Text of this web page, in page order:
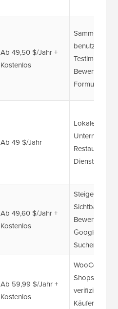
Ab 49,50 $/Jahr +
Kostenlos
Sammeln von
Testimonials
Bewertungen
Formularen
Ab 49 $/Jahr
Lokale
Restaurants
Dienstleister
Ab 49,60 $/Jahr +
Kostenlos
Steigerung
Sichtbarkeit
Bewertungen
Google-
Ab 59,99 $/Jahr +
Kostenlos
Shops, die
verifizierte